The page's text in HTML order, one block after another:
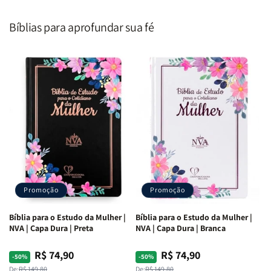
o
Coração
Deus
Ribeiro
o
Deus
|
Adriel
Ribeiro
|
Penkal
Penkal
Bíblias para aprofundar sua fé
Promoção
Bíblia para o Estudo da Mulher |
NVA | Capa Dura | Preta
-50%
Preço
De:R$ 149,80
PreçoR$ 74,90
Promoção
Bíblia para o Estudo da Mulher |
NVA | Capa Dura | Branca
-50%
Preço
De:R$ 149,80
PreçoR$ 74,90